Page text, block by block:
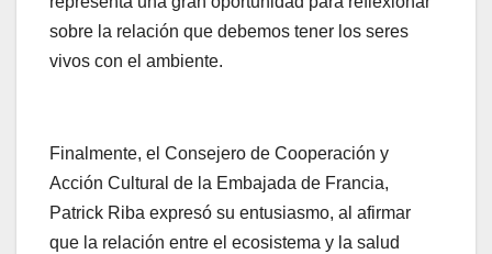
sobre la relación que debemos tener los seres
vivos con el ambiente.
Finalmente, el Consejero de Cooperación y
Acción Cultural de la Embajada de Francia,
Patrick Riba expresó su entusiasmo, al afirmar
que la relación entre el ecosistema y la salud